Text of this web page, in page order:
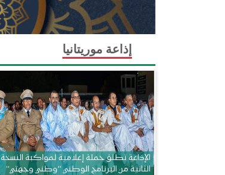
إذاعة موريتانيا
الإذاعة تطلق حملة إعلامية لمواكبة النسخة
الثانية من البرنامج الوطني “وطني وجهتي”